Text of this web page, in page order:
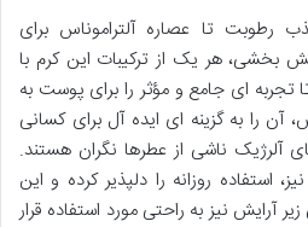
رطوبت تا عصاره آلتراموناس برای
بخشی، هر یک از ترکیبات این کرم با
ای جامع و مؤثر را برای پوست به
آن را به گزینه ای ایده آل برای کسانی
آلرژیک ناشی از عطرها نگران هستند.
روزانه را دلپذیر کرده و این
آرایش نیز به راحتی مورد استفاده قرار